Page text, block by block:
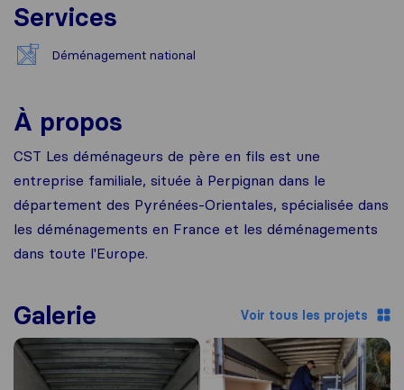
Services
Déménagement national
À propos
CST Les déménageurs de père en fils est une
entreprise familiale, située à Perpignan dans le
département des Pyrénées-Orientales, spécialisée dans
les déménagements en France et les déménagements
dans toute l'Europe.
Galerie Voir tous les projets